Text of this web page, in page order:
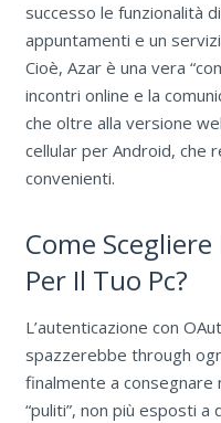
successo le funzionalità
appuntamenti e un
Cioè, Azar è una vera
incontri online e la
che oltre alla versione
cellular per Android, che
convenienti.
Come
Per Il Tuo Pc?
L’autenticazione con
spazzerebbe through
finalmente a consegnare
“puliti”, non più esposti a